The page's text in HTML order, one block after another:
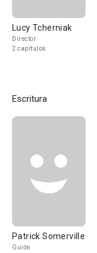
Lucy Tcherniak
Director
2 capítulos
Escritura
Patrick Somerville
Guión